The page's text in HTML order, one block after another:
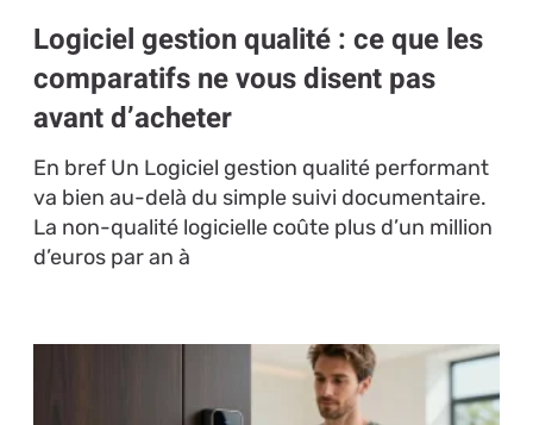
Logiciel gestion qualité : ce que les
comparatifs ne vous disent pas
avant d’acheter
En bref Un Logiciel gestion qualité performant
va bien au-delà du simple suivi documentaire.
La non-qualité logicielle coûte plus d’un million
d’euros par an à